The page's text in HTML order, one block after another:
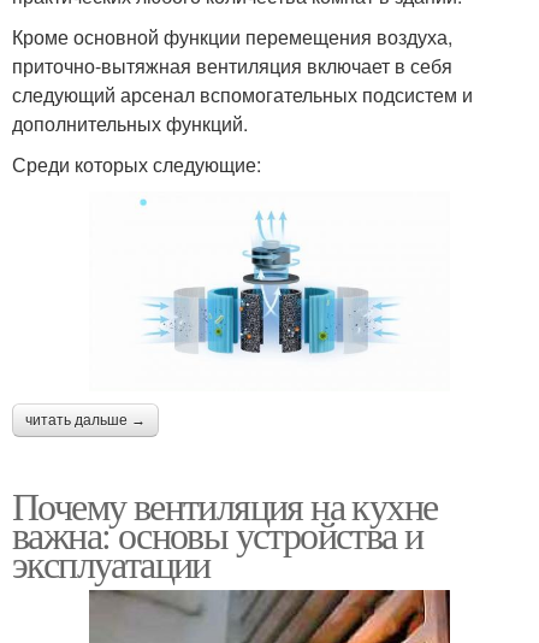
Кроме основной функции перемещения воздуха,
приточно-вытяжная вентиляция включает в себя
следующий арсенал вспомогательных подсистем и
дополнительных функций.
Среди которых следующие:
читать дальше →
Почему вентиляция на кухне
важна: основы устройства и
эксплуатации